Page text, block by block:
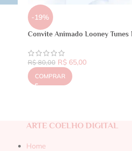
-19%
Convite Animado Looney Tunes
R$80,00 R$65,00
COMPRAR
ARTE COELHO DIGITAL
Home